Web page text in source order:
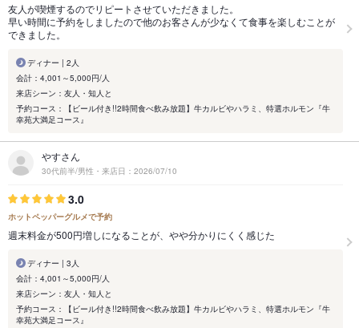
友人が喫煙するのでリピートさせていただきました。
早い時間に予約をしましたので他のお客さんが少なくて食事を楽しむことが
できました。
ディナー | 2人
会計：4,001～5,000円/人
来店シーン：友人・知人と
予約コース：【ビール付き!!2時間食べ飲み放題】牛カルビやハラミ、特選ホルモン『牛
幸苑大満足コース』
やすさん
30代前半/男性・来店日：2026/07/10
3.0
ホットペッパーグルメで予約
週末料金が500円増しになることが、やや分かりにくく感じた
ディナー | 3人
会計：4,001～5,000円/人
来店シーン：友人・知人と
予約コース：【ビール付き!!2時間食べ飲み放題】牛カルビやハラミ、特選ホルモン『牛
幸苑大満足コース』